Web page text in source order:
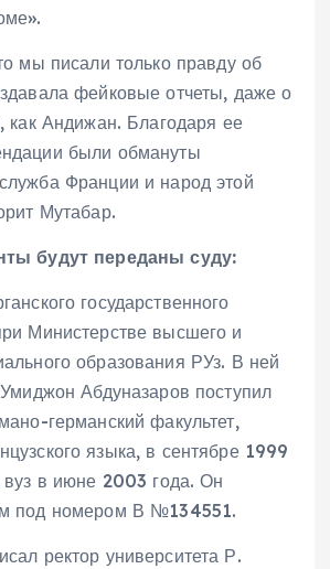
мы писали только правду об
фейковые отчеты, даже о
как Андижан. Благодаря ее
были обмануты
Франции и народ этой
Мутабар.
будут переданы суду:
государственного
Министерстве высшего и
образования РУз. В ней
Умиджон Абдуназаров поступил
германский факультет,
языка, в сентябре 1999
вуз в июне 2003 года. Он
под номером В №134551.
ректор университета Р.